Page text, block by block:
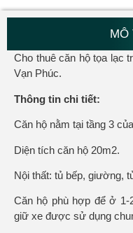
MÔ
Cho thuê căn hộ tọa lạc
Vạn Phúc.
Thông tin chi tiết:
Căn hộ nằm tại tầng 3
Diện tích căn hộ 20m2.
Nội thất: tủ bếp, giường,
Căn hộ phù hợp để ở
giữ xe được sử dụng